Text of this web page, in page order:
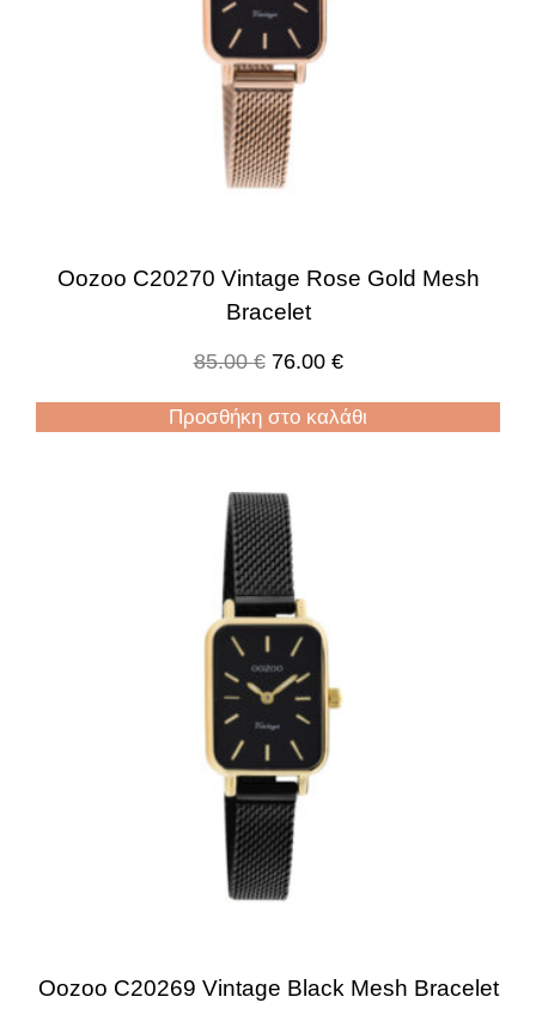
Oozoo C20270 Vintage Rose Gold Mesh
Bracelet
85.00€ 76.00 €
Προσθήκη στο καλάθι
Oozoo C20269 Vintage Black Mesh Bracelet